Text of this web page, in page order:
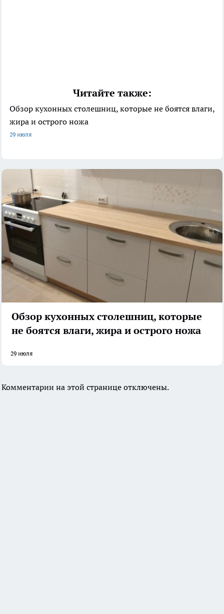
Читайте также:
Обзор кухонных столешниц, которые не боятся влаги,
жира и острого ножа
29 июля
Обзор кухонных столешниц, которые
не боятся влаги, жира и острого ножа
29 июля
Комментарии на этой странице отключены.